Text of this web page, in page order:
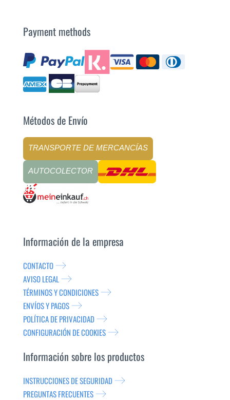
Payment methods
Métodos de Envío
TRANSPORTE DE MERCANCÍAS
AUTOCOLECTOR
Información de la empresa
CONTACTO
AVISO LEGAL
TÉRMINOS Y CONDICIONES
ENVÍOS Y PAGOS
POLÍTICA DE PRIVACIDAD
CONFIGURACIÓN DE COOKIES
Información sobre los productos
INSTRUCCIONES DE SEGURIDAD
PREGUNTAS FRECUENTES